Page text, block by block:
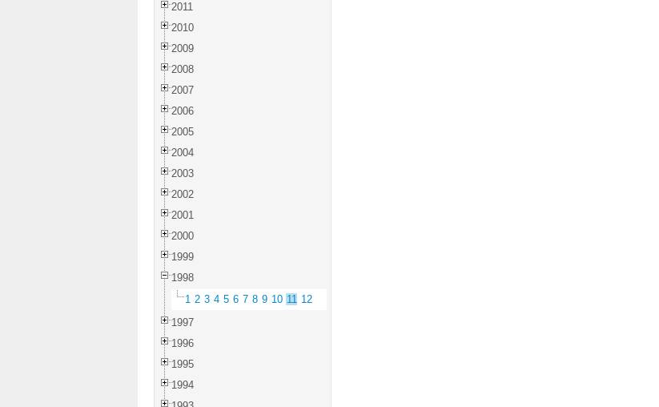
2011
2010
2009
2008
2007
2006
2005
2004
2003
2002
2001
2000
1999
1998
1 2 3 4 5 6 7 8 9 10 11 12
1997
1996
1995
1994